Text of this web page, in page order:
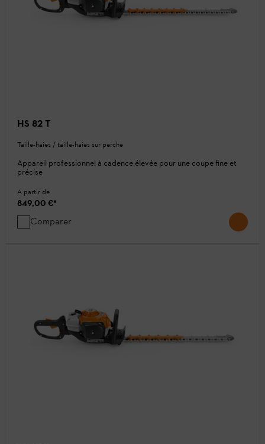
HS 82 T
Taille-haies / taille-haies sur perche
Appareil professionnel à cadence élevée pour une coupe fine et
précise
A partir de
849,00 €*
Comparer